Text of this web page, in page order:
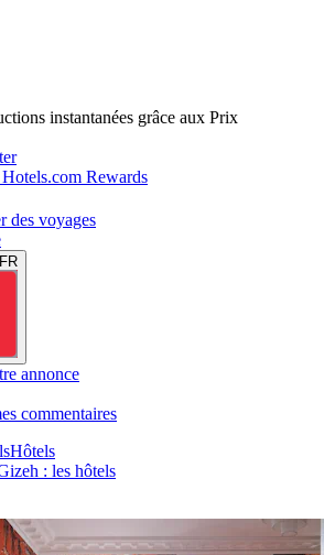
instantanées grâce aux Prix
Rewards
des voyages
annonce
commentaires
Hôtels
: les hôtels